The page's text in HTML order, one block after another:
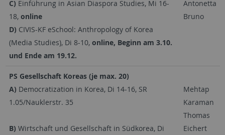
C) Einführung in Asian Diaspora Studies, Mi 16-
18, online
D) CIVIS-KF eSchool: Anthropology of Korea
(Media Studies), Di 8-10, online, Beginn am 3.10.
und Ende am 19.12.
Antonetta
Bruno
PS Gesellschaft Koreas (je max. 20)
A) Democratization in Korea, Di 14-16, SR
1.05/Nauklerstr. 35
B) Wirtschaft und Gesellschaft in Südkorea, Di
Mehtap
Karaman
Thomas
Eichert